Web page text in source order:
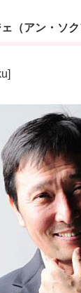
（アン・ソク